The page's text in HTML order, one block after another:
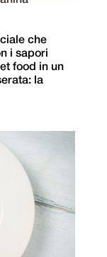
che
i sapori
food in un
la